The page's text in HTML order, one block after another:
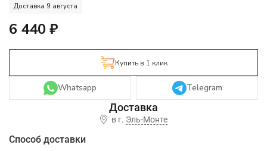
Доставка 9 августа
6 440 ₽
Купить в 1 клик
Whatsapp Telegram
в г. Эль-Монте
Способ доставки